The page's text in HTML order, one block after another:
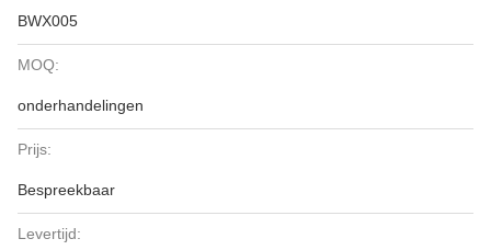
BWX005
MOQ:
onderhandelingen
Prijs:
Bespreekbaar
Levertijd: